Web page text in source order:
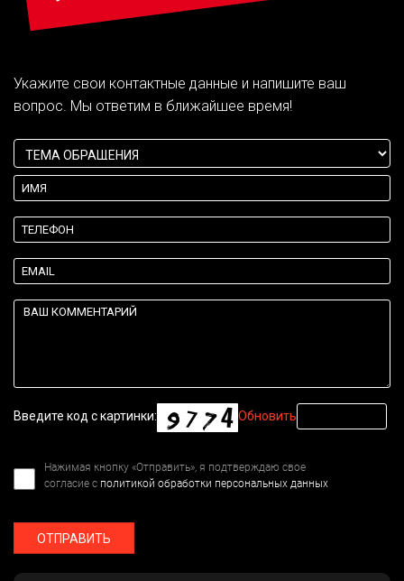
Укажите свои контактные данные и напишите ваш
вопрос. Мы ответим в ближайшее время!
Введите код с картинки: Обновить
Нажимая кнопку «Отправить», я подтверждаю свое
согласие с политикой обработки персональных данных
ОТПРАВИТЬ